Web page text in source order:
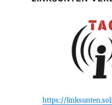
https://